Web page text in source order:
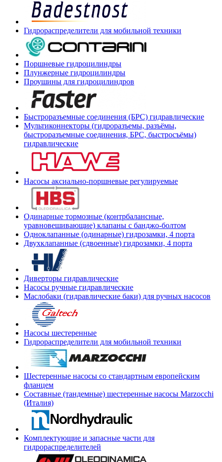
Гидрораспределители для мобильной техники
Поршневые гидроцилиндры
Плунжерные гидроцилиндры
Проушины для гидроцилиндров
Быстроразъемные соединения (БРС) гидравлические
Мультиконнекторы (гидроразъемы, разъёмы,
быстроразъемные соединения, БРС, быстросъёмы)
гидравлические
Насосы аксиально-поршневые регулируемые
Одинарные тормозные (контрбалансные,
уравновешивающие) клапаны с банджо-болтом
Одноклапанные (одинарные) гидрозамки, 4 порта
Двухклапанные (сдвоенные) гидрозамки, 4 порта
Диверторы гидравлические
Насосы ручные гидравлические
Маслобаки (гидравлические баки) для ручных насосов
Насосы шестеренные
Гидрораспределители для мобильной техники
Шестеренные насосы со стандартным европейским
фланцем
Составные (тандемные) шестеренные насосы Marzocchi
(Италия)
Комплектующие и запасные части для
гидрораспределителей